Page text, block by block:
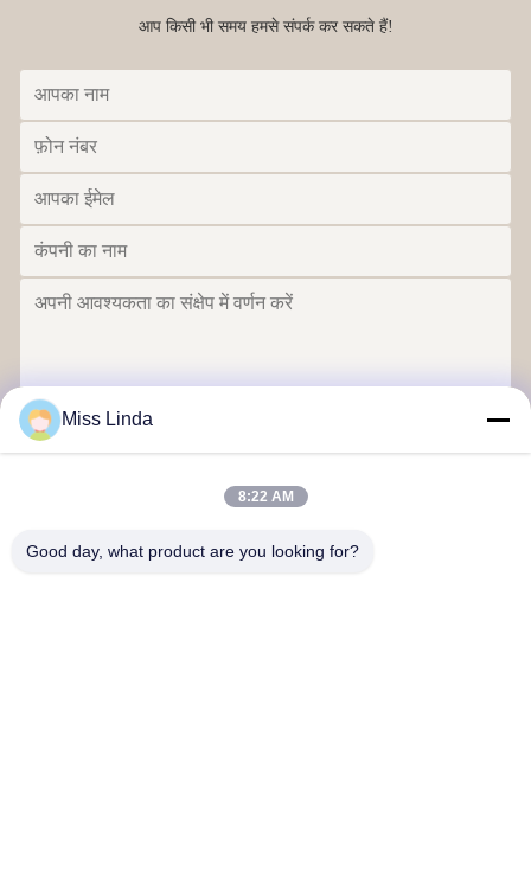
आप किसी भी समय हमसे संपर्क कर सकते हैं!
Miss Linda
8:22 AM
Good day, what product are you looking for?